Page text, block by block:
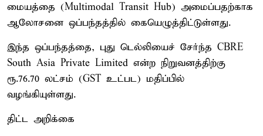
மையத்தை (Multimodal Transit Hub) அமைப்பதற்காக
ஆலோசனை ஒப்பந்தத்தில் கையெழுத்திட்டுள்ளது.
இந்த ஒப்பந்தத்தை, புது டெல்லியைச் சேர்ந்த CBRE
South Asia Private Limited என்ற நிறுவனத்திற்கு
ரூ.76.70 லட்சம் (GST உட்பட) மதிப்பில்
வழங்கியுள்ளது.
திட்ட அறிக்கை